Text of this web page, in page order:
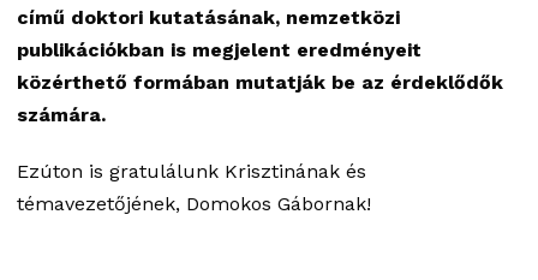
című doktori kutatásának, nemzetközi
publikációkban is megjelent eredményeit
közérthető formában mutatják be az érdeklődők
számára.
Ezúton is gratulálunk Krisztinának és
témavezetőjének, Domokos Gábornak!